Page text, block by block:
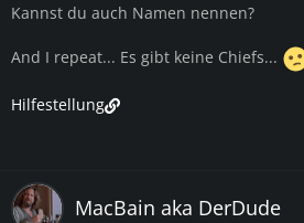
Kannst du auch Namen nennen?
And I repeat... Es gibt keine Chiefs...
Hilfestellung
MacBain aka DerDude